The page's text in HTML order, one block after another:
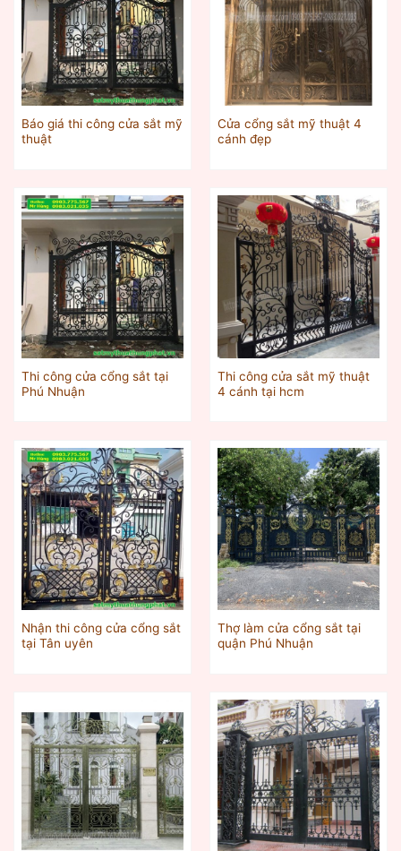
Báo giá thi công cửa sắt mỹ
thuật
Cửa cổng sắt mỹ thuật 4
cánh đẹp
Thi công cửa cổng sắt tại
Phú Nhuận
Thi công cửa sắt mỹ thuật
4 cánh tại hcm
Nhận thi công cửa cổng sắt
tại Tân uyên
Thợ làm cửa cổng sắt tại
quận Phú Nhuận